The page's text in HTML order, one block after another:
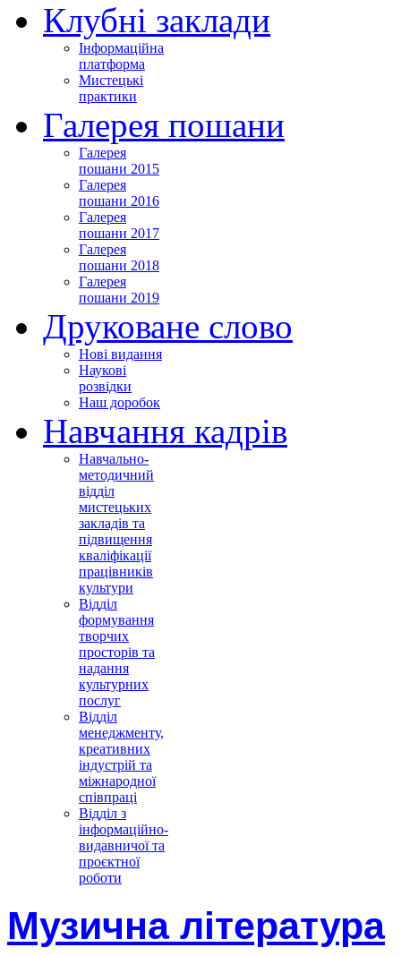
Клубні заклади
Інформаційна
платформа
Мистецькі
практики
Галерея пошани
Галерея
пошани 2015
Галерея
пошани 2016
Галерея
пошани 2017
Галерея
пошани 2018
Галерея
пошани 2019
Друковане слово
Нові видання
Наукові
розвідки
Наш доробок
Навчання кадрів
Навчально-
методичний
відділ
мистецьких
закладів та
підвищення
кваліфікації
працівників
культури
Відділ
формування
творчих
просторів та
надання
культурних
послуг
Відділ
менеджменту,
креативних
індустрій та
міжнародної
співпраці
Відділ з
інформаційно-
видавничої та
проєктної
роботи
Музична література